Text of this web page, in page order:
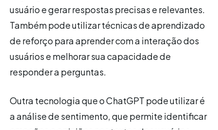
usuário e gerar respostas precisas e relevantes.
Também pode utilizar técnicas de aprendizado
de reforço para aprender com a interação dos
usuários e melhorar sua capacidade de
responder a perguntas.
Outra tecnologia que o ChatGPT pode utilizar é
a análise de sentimento, que permite identificar